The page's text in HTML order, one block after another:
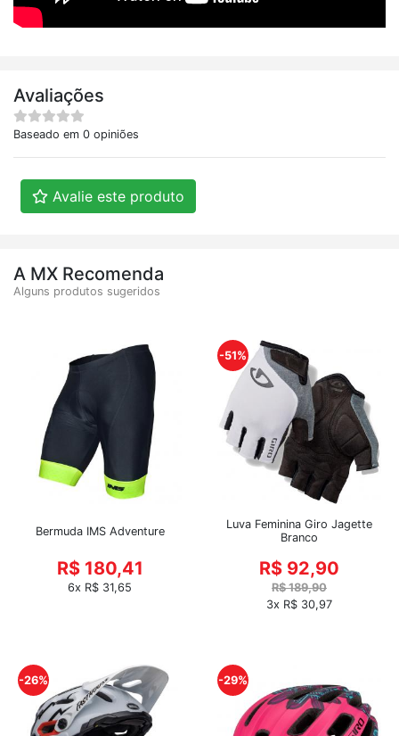
Avaliações
Baseado em 0 opiniões
Avalie este produto
A MX Recomenda
Alguns produtos sugeridos
Bermuda IMS Adventure
R$ 180,41
6x R$ 31,65
-51%
Luva Feminina Giro Jagette
Branco
R$ 92,90
R$ 189,90
3x R$ 30,97
-26% -29%